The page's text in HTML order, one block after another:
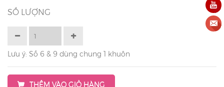
SỐ LƯỢNG
Lưu ý: Số 6 & 9 dùng chung 1 khuôn
THÊM VÀO GIỎ HÀNG